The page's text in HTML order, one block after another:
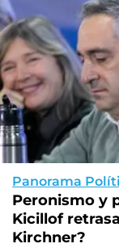
Panorama
Peronismo y
Kicillof
Kirchner?